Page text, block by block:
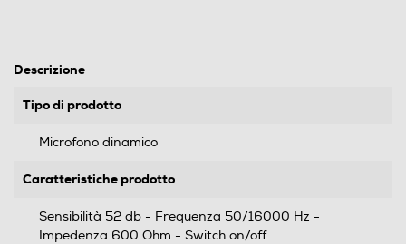
Descrizione
Tipo di prodotto
Microfono dinamico
Caratteristiche prodotto
Sensibilità 52 db - Frequenza 50/16000 Hz -
Impedenza 600 Ohm - Switch on/off